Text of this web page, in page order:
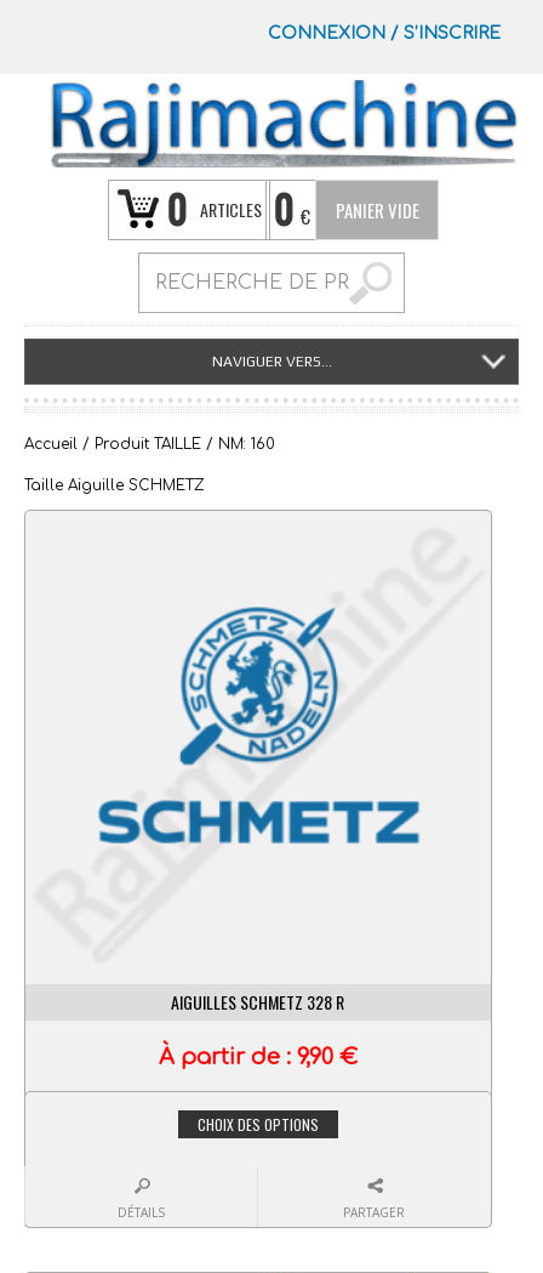
CONNEXION / S’INSCRIRE
0 ARTICLES 0 € PANIER VIDE
NAVIGUER VERS...
Accueil / Produit TAILLE / NM: 160
Taille Aiguille SCHMETZ
AIGUILLES SCHMETZ 328 R
À partir de : 9,90 €
CHOIX DES OPTIONS
DÉTAILS PARTAGER